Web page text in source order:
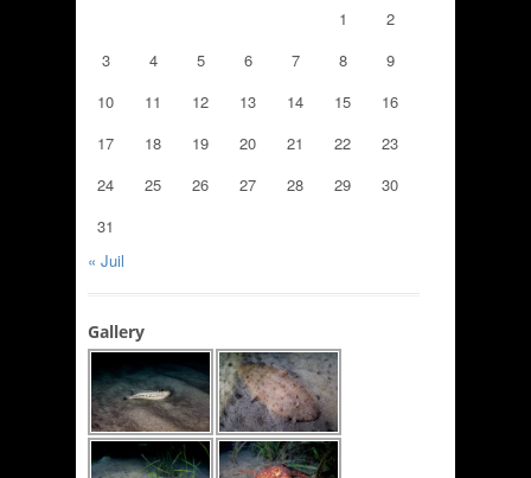
1
2
3
4 5 6 7 8
9
10
11 12 13 14 15
16
17
18 19 20 21 22
23
24
25 26 27 28 29
30
31
« Juil
Gallery